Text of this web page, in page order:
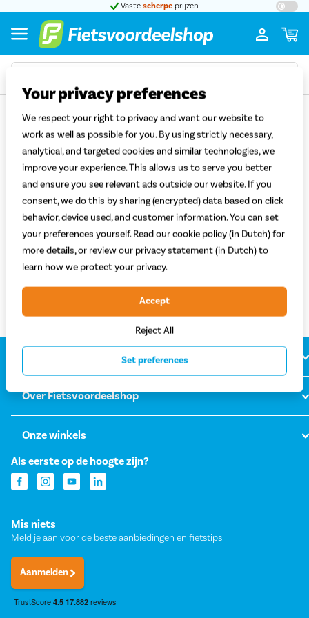
Vaste scherpe prijzen
Wat kost het bezorgen van mijn bestelling?
Haal je bestelling bij Fietsvoordeelshop gratis af in eenwinkel bij jou in
de buurt. Of kies voor het gemak vanthuisbezorging. Voor 39,95 euro
leveren we de fiets(en) met onze eigen bezorgdienst af op een adres
naar keuze.
Accessoires worden altijd gratis bezorgd. Bestel je een fiets én een
accessoire? Of meerdere fietsen met accessoires? Ook dan betaal je
alleen het reguliere bezorgingstarief van 39,95 euro voor de fiets(en).
Terug naar klantenservice
Over Fietsvoordeelshop
Onze winkels
Als eerste op de hoogte zijn?
Mis niets
Meld je aan voor de beste aanbiedingen en fietstips
Aanmelden
Your privacy preferences
We respect your right to privacy and want our website to
work as well as possible for you. By using strictly necessary,
analytical, and targeted cookies and similar technologies, we
improve your experience. This allows us to serve you better
and ensure you see relevant ads outside our website. If you
consent, we do this by sharing (encrypted) data based on click
behavior, device used, and customer information. You can set
your preferences yourself. Read our cookie policy (in Dutch) for
more details, or review our privacy statement (in Dutch) to
learn how we protect your privacy.
Reject All
Accept
Set preferences